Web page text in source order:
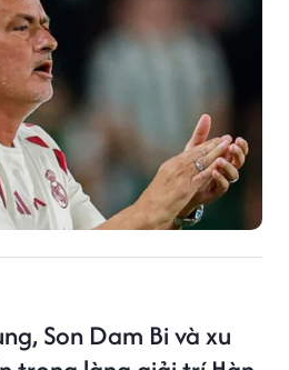
Son Dam Bi và xu